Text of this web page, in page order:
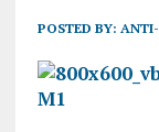
POSTED BY: